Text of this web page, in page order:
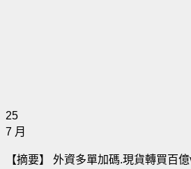
25
7 月
【摘要】 外資多單加碼.現貨轉買百